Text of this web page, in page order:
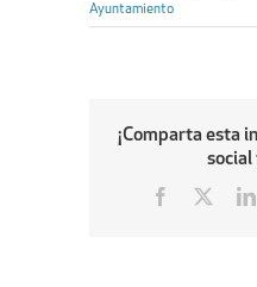
Ayuntamiento
¡Comparta esta
Facebook